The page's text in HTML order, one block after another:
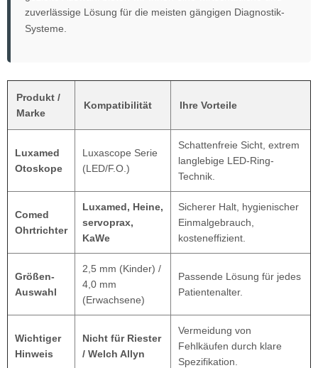
zuverlässige Lösung für die meisten gängigen Diagnostik-
Systeme.
Produkt /
Marke
Kompatibilität Ihre Vorteile
Luxamed
Otoskope
Luxascope Serie
(LED/F.O.)
Schattenfreie Sicht, extrem
langlebige LED-Ring-
Technik.
Comed
Ohrtrichter
Luxamed, Heine,
servoprax,
KaWe
Sicherer Halt, hygienischer
Einmalgebrauch,
kosteneffizient.
Größen-
Auswahl
2,5 mm (Kinder) /
4,0 mm
(Erwachsene)
Passende Lösung für jedes
Patientenalter.
Wichtiger
Hinweis
Nicht für Riester
/ Welch Allyn
Vermeidung von
Fehlkäufen durch klare
Spezifikation.